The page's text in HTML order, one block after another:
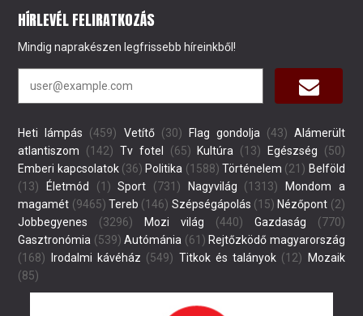
HÍRLEVÉL FELIRATKOZÁS
Mindig naprakészen legfrissebb híreinkből!
Heti lámpás (459) Vetítő(30) Flag gondolja(43) Alámerült
atlantiszom (142) Tv fotel (65) Kultúra (13) Egészség (50)
Emberi kapcsolatok(36) Politika (1588) Történelem (21) Belföld
(13)
Életmód (1) Sport (731) Nagyvilág (1313)
Mondom a
magamét (9465) Tereb (146) Szépségápolás (15) Nézőpont (2)
Jobbegyenes (3296) Mozi világ (440) Gazdaság (770)
Gasztronómia (539) Autómánia (61) Rejtőzködő magyarország
(168)
Irodalmi kávéház (549) Titkok és talányok (12)
Mozaik
(85)